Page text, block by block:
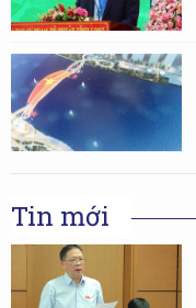
Tin mới